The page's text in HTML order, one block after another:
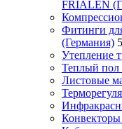
FRIALEN
Фитинги
(Германия)
Утепление
Теплый пол
Листовые
Конвекторы